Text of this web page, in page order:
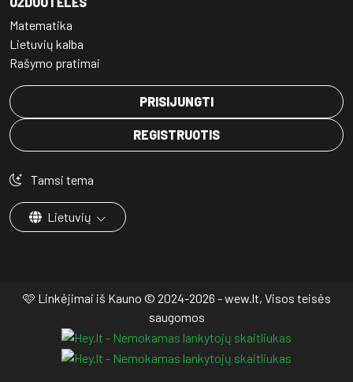
Matematika
Lietuvių kalba
Rašymo pratimai
PRISIJUNGTI
REGISTRUOTIS
Tamsi tema
Lietuvių
🩷 Linkėjimai iš Kauno © 2024-2026 - wew.lt, Visos teisės
saugomos